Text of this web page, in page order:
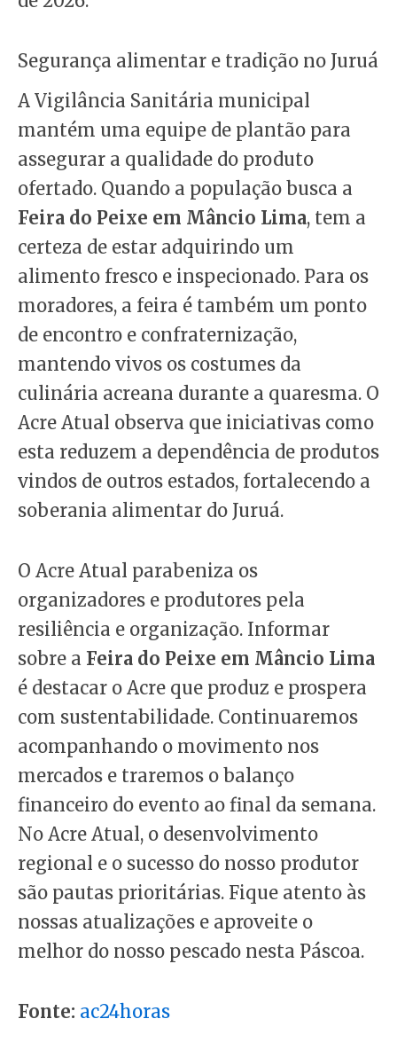
Segurança alimentar e tradição no Juruá
A Vigilância Sanitária municipal
mantém uma equipe de plantão para
assegurar a qualidade do produto
ofertado. Quando a população busca a
Feira do Peixe em Mâncio Lima, tem a
certeza de estar adquirindo um
alimento fresco e inspecionado. Para os
moradores, a feira é também um ponto
de encontro e confraternização,
mantendo vivos os costumes da
culinária acreana durante a quaresma. O
Acre Atual observa que iniciativas como
esta reduzem a dependência de produtos
vindos de outros estados, fortalecendo a
soberania alimentar do Juruá.
O Acre Atual parabeniza os
organizadores e produtores pela
resiliência e organização. Informar
sobre a Feira do Peixe em Mâncio Lima
é destacar o Acre que produz e prospera
com sustentabilidade. Continuaremos
acompanhando o movimento nos
mercados e traremos o balanço
financeiro do evento ao final da semana.
No Acre Atual, o desenvolvimento
regional e o sucesso do nosso produtor
são pautas prioritárias. Fique atento às
nossas atualizações e aproveite o
melhor do nosso pescado nesta Páscoa.
Fonte: ac24horas